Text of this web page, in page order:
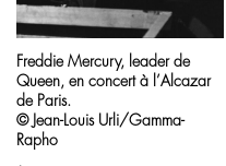
Freddie Mercury, leader de
Queen, en concert à l’Alcazar
de Paris.
© Jean-Louis Urli/Gamma-
Rapho